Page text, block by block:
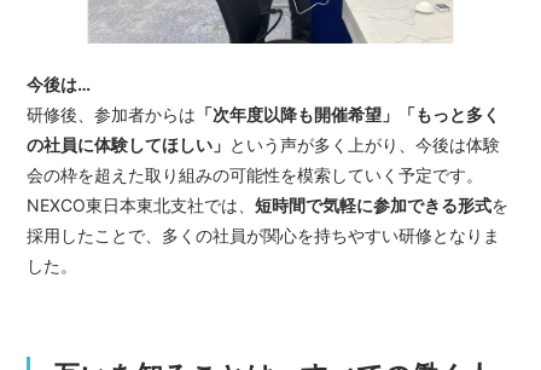
今後は…
研修後、参加者からは 「次年度以降も開催希望」「もっと多く
の社員に体験してほしい」 という声が多く上がり、今後は体験
会の枠を超えた取り組みの可能性を模索していく予定です。
NEXCO東日本東北支社では、短時間で気軽に参加できる形式を
採用したことで、多くの社員が関心を持ちやすい研修となりま
した。